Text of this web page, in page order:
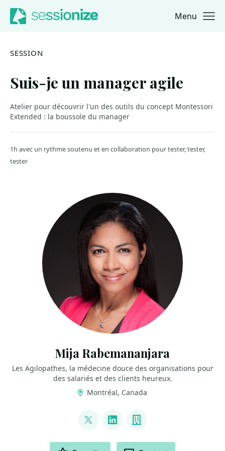
Jump to navigation
Jump to content Menu
SESSION
Suis-je un manager agile
Atelier pour découvrir l'un des outils du concept Montessori
Extended : la boussole du manager
1h avec un rythme soutenu et en collaboration pour tester, tester,
tester
Mija Rabemananjara
Les Agilopathes, la médecine douce des organisations pour
des salariés et des clients heureux.
Montréal, Canada
@mrabeman
LinkedInCompany